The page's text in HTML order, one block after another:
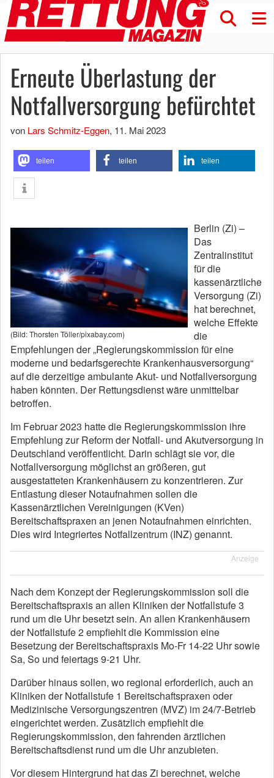
Erneute Überlastung der
Notfallversorgung befürchtet
von Lars Schmitz-Eggen, 11. Mai 2023
teilen teilen teilen
(Bild: Thorsten Töller/pixabay.com)
Berlin (Zi) –
Das
Zentralinstitut
für die
kassenärztliche
Versorgung (Zi)
hat berechnet,
welche Effekte
die
Empfehlungen der „Regierungskommission für eine
moderne und bedarfsgerechte Krankenhausversorgung“
auf die derzeitige ambulante Akut- und Notfallversorgung
haben könnten. Der Rettungsdienst wäre unmittelbar
betroffen.
Im Februar 2023 hatte die Regierungskommission ihre
Empfehlung zur Reform der Notfall- und Akutversorgung in
Deutschland veröffentlicht. Darin schlägt sie vor, die
Notfallversorgung möglichst an größeren, gut
ausgestatteten Krankenhäusern zu konzentrieren. Zur
Entlastung dieser Notaufnahmen sollen die
Kassenärztlichen Vereinigungen (KVen)
Bereitschaftspraxen an jenen Notaufnahmen einrichten.
Dies wird Integriertes Notfallzentrum (INZ) genannt.
Anzeige
Nach dem Konzept der Regierungskommission soll die
Bereitschaftspraxis an allen Kliniken der Notfallstufe 3
rund um die Uhr besetzt sein. An allen Krankenhäusern
der Notfallstufe 2 empfiehlt die Kommission eine
Besetzung der Bereitschaftspraxis Mo-Fr 14-22 Uhr sowie
Sa, So und feiertags 9-21 Uhr.
Darüber hinaus sollen, wo regional erforderlich, auch an
Kliniken der Notfallstufe 1 Bereitschaftspraxen oder
Medizinische Versorgungszentren (MVZ) im 24/7-Betrieb
eingerichtet werden. Zusätzlich empfiehlt die
Regierungskommission, den fahrenden ärztlichen
Bereitschaftsdienst rund um die Uhr anzubieten.
Vor diesem Hintergrund hat das Zi berechnet, welche